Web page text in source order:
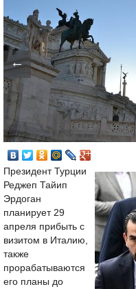
←
Президент Турции
Реджеп Тайип
Эрдоган
планирует 29
апреля прибыть с
визитом в Италию,
также
прорабатываются
его планы до